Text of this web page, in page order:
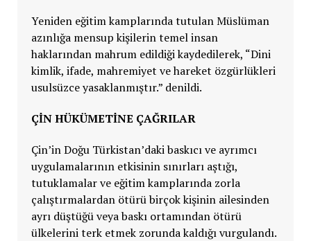
Yeniden eğitim kamplarında tutulan Müslüman
azınlığa mensup kişilerin temel insan
haklarından mahrum edildiği kaydedilerek, “Dini
kimlik, ifade, mahremiyet ve hareket özgürlükleri
usulsüzce yasaklanmıştır.” denildi.
ÇIN HÜKÜMETINE ÇAĞRILAR
Çin’in Doğu Türkistan’daki baskıcı ve ayrımcı
uygulamalarının etkisinin sınırları aştığı,
tutuklamalar ve eğitim kamplarında zorla
çalıştırmalardan ötürü birçok kişinin ailesinden
ayrı düştüğü veya baskı ortamından ötürü
ülkelerini terk etmek zorunda kaldığı vurgulandı.